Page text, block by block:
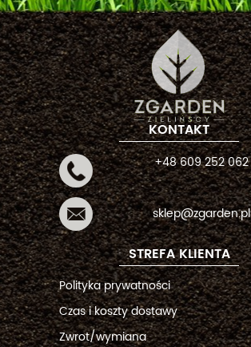
KONTAKT
+48 609 252 062
sklep@zgarden.pl
STREFA KLIENTA
Polityka prywatności
Czas i koszty dostawy
Zwrot/wymiana